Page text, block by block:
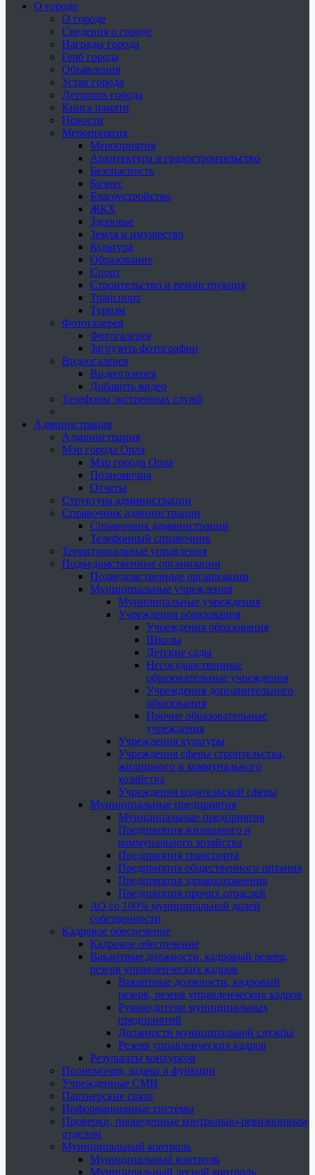
О городе
О городе
Сведения о городе
Награды города
Герб города
Объявления
Устав города
Летопись города
Книга памяти
Новости
Мероприятия
Мероприятия
Архитектура и градостроительство
Безопасность
Бизнес
Благоустройство
ЖКХ
Здоровье
Земля и имущество
Культура
Образование
Спорт
Строительство и реконструкция
Транспорт
Туризм
Фотогалерея
Фотогалерея
Загрузить фотографии
Видеогалерея
Видеогалерея
Добавить видео
Телефоны экстренных служб
Администрация
Администрация
Мэр города Орла
Мэр города Орла
Полномочия
Отчеты
Структура администрации
Справочник администрации
Справочник администрации
Телефонный справочник
Территориальные управления
Подведомственные организации
Подведомственные организации
Муниципальные учреждения
Муниципальные учреждения
Учреждения образования
Учреждения образования
Школы
Детские сады
Негосударственные
образовательные учреждения
Учреждения дополнительного
образования
Прочие образовательные
учреждения
Учреждения культуры
Учреждения сферы строительства,
жилищного и коммунального
хозяйства
Учреждения издательской сферы
Муниципальные предприятия
Муниципальные предприятия
Предприятия жилищного и
коммунального хозяйства
Предприятия транспорта
Предприятия общественного питания
Предприятия здравоохранения
Предприятия прочих отраслей
АО со 100% муниципальной долей
собственности
Кадровое обеспечение
Кадровое обеспечение
Вакантные должности, кадровый резерв,
резерв управленческих кадров
Вакантные должности, кадровый
резерв, резерв управленческих кадров
Руководители муниципальных
предприятий
Должности муниципальной службы
Резерв управленческих кадров
Результаты конкурсов
Полномочия, задачи и функции
Учрежденные СМИ
Партнерские связи
Информационные системы
Проверки, проведенные контрольно-ревизионным
отделом
Муниципальный контроль
Муниципальный контроль
Муниципальный лесной контроль